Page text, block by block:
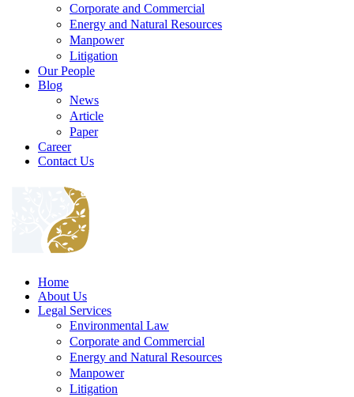
Corporate and Commercial
Energy and Natural Resources
Manpower
Litigation
Our People
Blog
News
Article
Paper
Career
Contact Us
Home
About Us
Legal Services
Environmental Law
Corporate and Commercial
Energy and Natural Resources
Manpower
Litigation